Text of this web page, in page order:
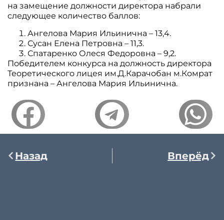
на замещение должности директора набрали
следующее количество баллов:
Ангелова Мария Ильинична – 13,4.
Сусан Елена Петровна – 11,3.
Спатаренко Олеся Федоровна – 9,2.
Победителем конкурса на должность директора
Теоретического лицея им.Д.Карачобан м.Комрат
признана – Ангелова Мария Ильинична.
Назад Вперёд